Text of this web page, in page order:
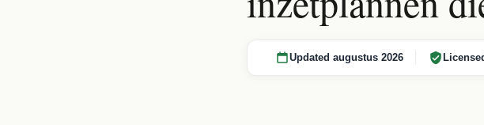
Updated augustus 2026